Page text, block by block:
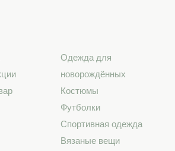
Одежда для
новорождённых
Костюмы
Футболки
Спортивная одежда
Вязаные вещи